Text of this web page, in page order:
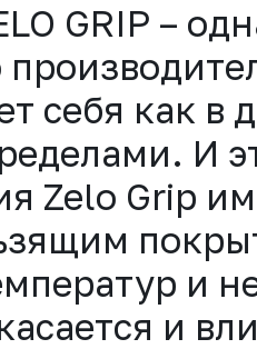
GRIP –
себя как в
И
Zelo Grip
и
и